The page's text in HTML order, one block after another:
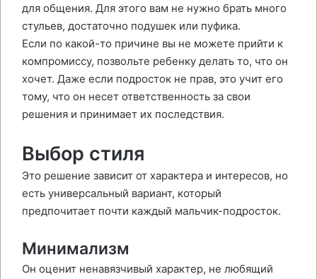
для общения. Для этого вам не нужно брать много
стульев, достаточно подушек или пуфика.
Если по какой-то причине вы не можете прийти к
компромиссу, позвольте ребенку делать то, что он
хочет. Даже если подросток не прав, это учит его
тому, что он несет ответственность за свои
решения и принимает их последствия.
Выбор стиля
Это решение зависит от характера и интересов, но
есть универсальный вариант, который
предпочитает почти каждый мальчик-подросток.
Минимализм
Он оценит ненавязчивый характер, не любящий